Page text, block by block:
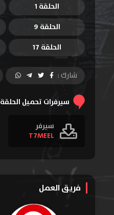
الحلقة 1
الحلقة 9
الحلقة 17
شارك :
سيرفرات تحميل الحلقة
سيرفر
T7MEEL
فريق العمل